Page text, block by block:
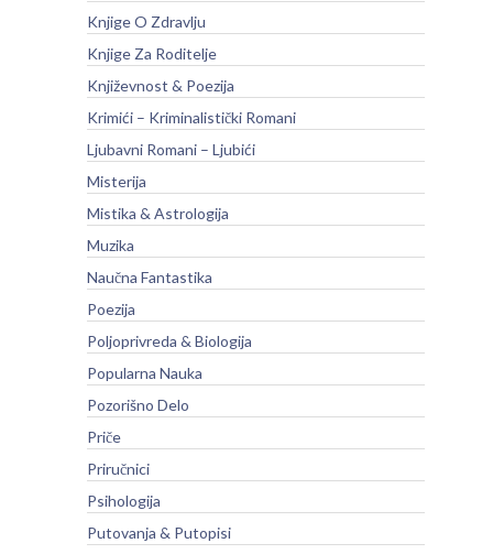
Knjige O Zdravlju
Knjige Za Roditelje
Književnost & Poezija
Krimići – Kriminalistički Romani
Ljubavni Romani – Ljubići
Misterija
Mistika & Astrologija
Muzika
Naučna Fantastika
Poezija
Poljoprivreda & Biologija
Popularna Nauka
Pozorišno Delo
Priče
Priručnici
Psihologija
Putovanja & Putopisi